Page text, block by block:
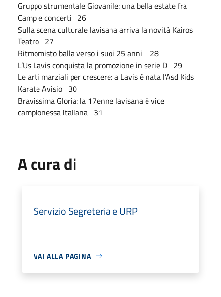
Gruppo strumentale Giovanile: una bella estate fra
Camp e concerti 26
Sulla scena culturale lavisana arriva la novità Kairos
Teatro 27
Ritmomisto balla verso i suoi 25 anni 28
L’Us Lavis conquista la promozione in serie D 29
Le arti marziali per crescere: a Lavis è nata l’Asd Kids
Karate Avisio 30
Bravissima Gloria: la 17enne lavisana è vice
campionessa italiana 31
A cura di
Servizio Segreteria e URP
VAI ALLA PAGINA